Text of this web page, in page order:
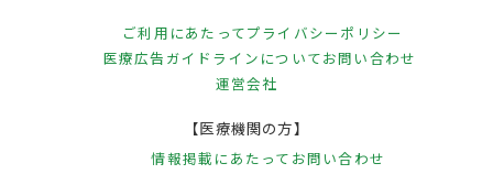
ご利用にあたってプライバシーポリシー
医療広告ガイドラインについてお問い合わせ
運営会社
【医療機関の方】
情報掲載にあたって お問い合わせ